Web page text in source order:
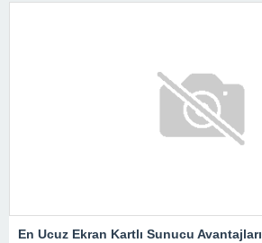
En Ucuz Ekran Kartlı Sunucu Avantajları